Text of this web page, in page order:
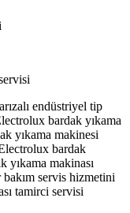
endüstriyel tip
bardak yıkama
yıkama makinesi
bardak
yıkama makinası
bakım servis hizmetini
tamirci servisi